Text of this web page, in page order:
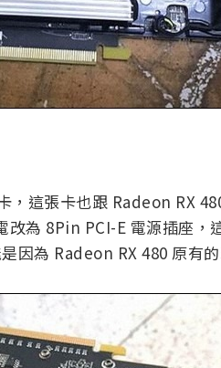
，這張卡也跟 Radeon RX
改為 8Pin PCI-E 電源插座，
因為 Radeon RX 480 原有